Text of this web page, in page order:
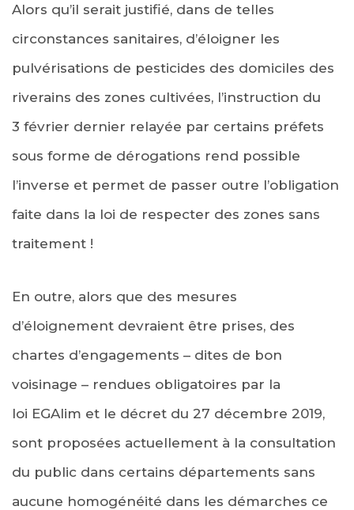
Alors qu’il serait justifié, dans de telles
circonstances sanitaires, d’éloigner les
pulvérisations de pesticides des domiciles des
riverains des zones cultivées, l’instruction du
3 février dernier relayée par certains préfets
sous forme de dérogations rend possible
l’inverse et permet de passer outre l’obligation
faite dans la loi de respecter des zones sans
traitement !
En outre, alors que des mesures
d’éloignement devraient être prises, des
chartes d’engagements – dites de bon
voisinage – rendues obligatoires par la
loi EGAlim et le décret du 27 décembre 2019,
sont proposées actuellement à la consultation
du public dans certains départements sans
aucune homogénéité dans les démarches ce